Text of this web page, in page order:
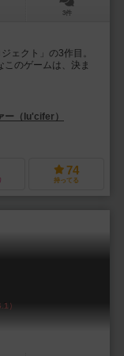
3件
ェクト」の3作目。
のゲームは、決ま
ー（lu'cifer）
74
持ってる